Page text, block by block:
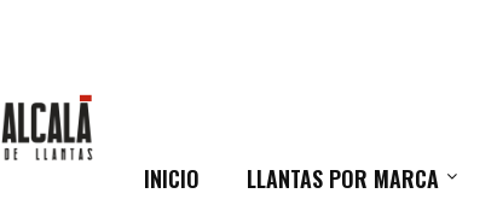
INICIO LLANTAS POR MARCA